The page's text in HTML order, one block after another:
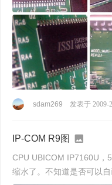
sdam269 发表于 2009-
IP-COM R9图
CPU UBICOM IP7160U，
缩水了。不知道是否可以